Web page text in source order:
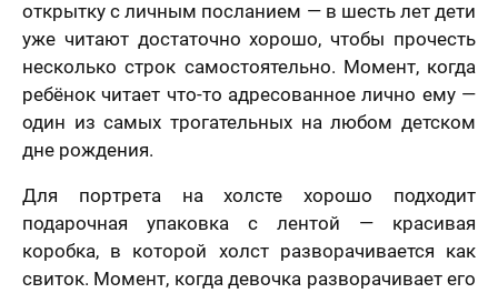
открытку с личным посланием — в шесть лет дети
уже читают достаточно хорошо, чтобы прочесть
несколько строк самостоятельно. Момент, когда
ребёнок читает что-то адресованное лично ему —
один из самых трогательных на любом детском
дне рождения.
Для портрета на холсте хорошо подходит
подарочная упаковка с лентой — красивая
коробка, в которой холст разворачивается как
свиток. Момент, когда девочка разворачивает его